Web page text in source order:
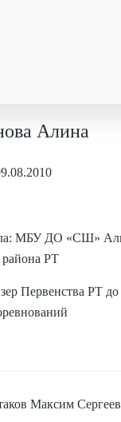
Алина
МБУ ДО «СШ»
РТ
Первенства РТ до
Максим